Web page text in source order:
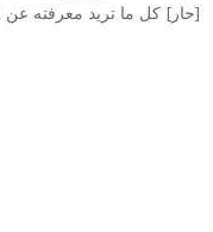
[حار] كل ما تريد معرفته عن iOS 18 iPhone 11 متوفر هنا